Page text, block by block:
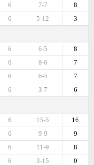
8
7-7
6
3
5-12
6
8
6-5
6
7
8-6
6
7
6-5
6
6
3-7
6
16
15-5
6
9
9-9
6
8
11-9
6
0
3-15
6